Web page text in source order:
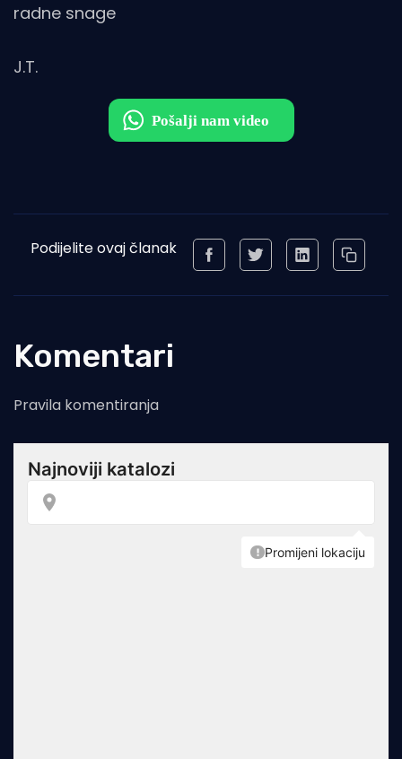
radne snage
J.T.
Podijelite ovaj članak
Komentari
Pravila komentiranja